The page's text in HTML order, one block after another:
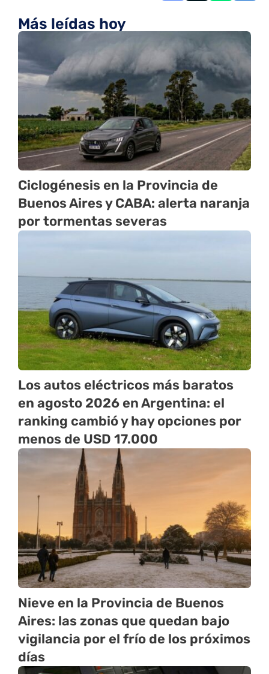
Más leídas hoy
Ciclogénesis en la Provincia de
Buenos Aires y CABA: alerta naranja
por tormentas severas
Los autos eléctricos más baratos
en agosto 2026 en Argentina: el
ranking cambió y hay opciones por
menos de USD 17.000
Nieve en la Provincia de Buenos
Aires: las zonas que quedan bajo
vigilancia por el frío de los próximos
días